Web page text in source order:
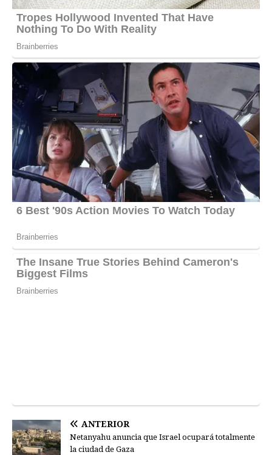
ANTERIOR
Netanyahu anuncia que Israel ocupará totalmente
la ciudad de Gaza